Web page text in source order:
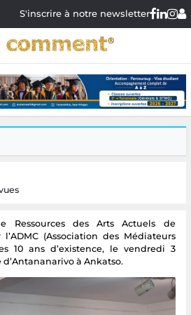
S'inscrire à notre newsletter
Ressources des Arts Actuels de
(Association des Médiateurs
10 ans d’existence, le vendredi 3
à Ankatso.